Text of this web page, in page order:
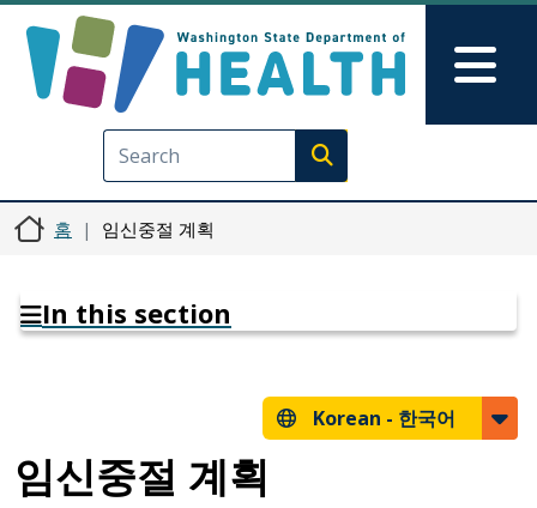
Execute search
홈 임신중절 계획
In this section
Korean - 한국어
임신중절 계획